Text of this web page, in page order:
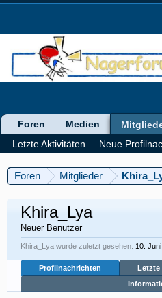
Foren Mitglieder
Khira_Lya
Neuer Benutzer
Khira_Lya wurde zuletzt gesehen: 10.
Profilnachrichten Letzte
Foren Medien
Letzte Aktivitäten
Neue